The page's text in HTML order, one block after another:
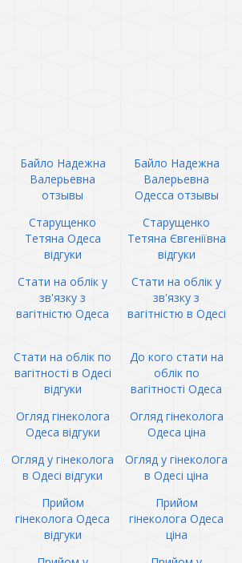
Байло Надежна
Валерьевна
отзывы
Байло Надежна
Валерьевна
Одесса отзывы
Старущенко
Тетяна Одеса
відгуки
Старущенко
Тетяна Євгеніївна
відгуки
Стати на облік у
зв'язку з
вагітністю Одеса
Стати на облік у
зв'язку з
вагітністю в Одесі
Стати на облік по
вагітності в Одесі
відгуки
До кого стати на
облік по
вагітності Одеса
Огляд гінеколога
Одеса відгуки
Огляд гінеколога
Одеса ціна
Огляд у гінеколога
в Одесі відгуки
Огляд у гінеколога
в Одесі ціна
Прийом
гінеколога Одеса
відгуки
Прийом
гінеколога Одеса
ціна